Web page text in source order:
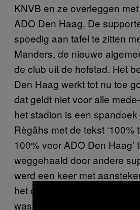
KNVB en ze overleggen
ADO Den Haag. De
spoedig aan tafel te zitten
Manders, de nieuwe
de club uit de hofstad. Het
Den Haag werkt tot nu toe
dat geldt niet voor alle
het stadion is een
Règâhs met de tekst ‘100%
100% voor ADO Den Haag’
weggehaald door andere
werd een keer met
het doek in de fik te zetten.
was dit een flinke morele